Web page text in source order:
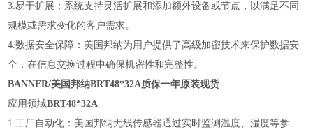
3.易于扩展：系统支持灵活扩展和添加额外设备或节点，以满足不同
规模或需求变化的客户需求。
4.数据安全保障：美国邦纳为用户提供了高级加密技术来保护数据安
全，在信息交换过程中确保机密性和完整性。
BANNER/美国邦纳BRT48*32A质保一年原装现货
应用领域BRT48*32A
1.工厂自动化：美国邦纳无线传感器通过实时监测温度、湿度等参